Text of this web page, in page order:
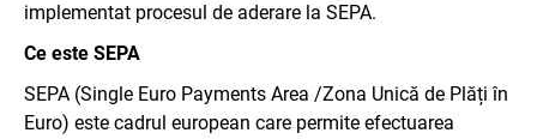
implementat procesul de aderare la SEPA.
Ce este SEPA
SEPA (Single Euro Payments Area /Zona Unică de Plăți în
Euro) este cadrul european care permite efectuarea